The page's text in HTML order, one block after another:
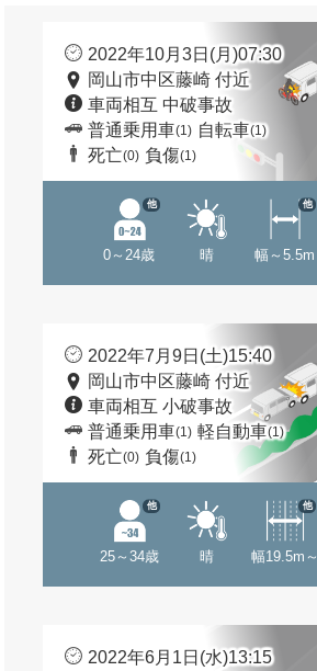
2022年10月3日(月)07:30
岡山市中区藤崎 付近
車両相互 中破事故
普通乗用車(1) 自転車(1)
死亡(0) 負傷(1)
0～24歳
他
晴 幅～5.5m
他
2022年7月9日(土)15:40
岡山市中区藤崎 付近
車両相互 小破事故
普通乗用車(1) 軽自動車(1)
死亡(0) 負傷(1)
25～34歳
他
晴 幅19.5m～
他
2022年6月1日(水)13:15